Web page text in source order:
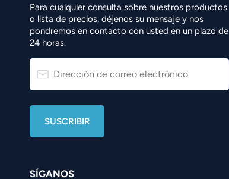
Para cualquier consulta sobre nuestros productos
o lista de precios, déjenos su mensaje y nos
pondremos en contacto con usted en un plazo de
24 horas.
SÍGANOS